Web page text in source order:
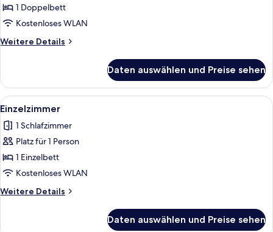
1 Doppelbett
Kostenloses WLAN
Weitere Details
Weitere
Daten auswählen und Preise sehen
Alle
Fotos
für
Einzelzimmer
anzeigen
Ein kleines, modernes Schlafzimmer
4
Einzelzimmer
1 Schlafzimmer
Platz für 1 Person
1 Einzelbett
Kostenloses WLAN
Weitere Details
Weitere
Daten auswählen und Preise sehen